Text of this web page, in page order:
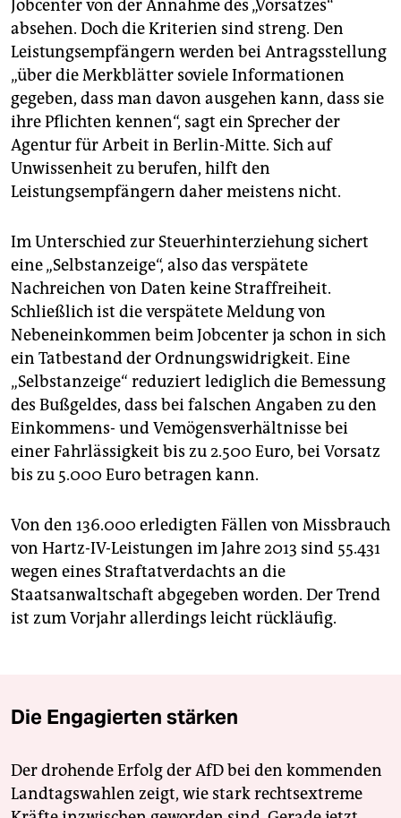
Jobcenter von der Annahme des „Vorsatzes“
absehen. Doch die Kriterien sind streng. Den
Leistungsempfängern werden bei Antragsstellung
„über die Merkblätter soviele Informationen
gegeben, dass man davon ausgehen kann, dass sie
ihre Pflichten kennen“, sagt ein Sprecher der
Agentur für Arbeit in Berlin-Mitte. Sich auf
Unwissenheit zu berufen, hilft den
Leistungsempfängern daher meistens nicht.
Im Unterschied zur Steuerhinterziehung sichert
eine „Selbstanzeige“, also das verspätete
Nachreichen von Daten keine Straffreiheit.
Schließlich ist die verspätete Meldung von
Nebeneinkommen beim Jobcenter ja schon in sich
ein Tatbestand der Ordnungswidrigkeit. Eine
„Selbstanzeige“ reduziert lediglich die Bemessung
des Bußgeldes, dass bei falschen Angaben zu den
Einkommens- und Vemögensverhältnisse bei
einer Fahrlässigkeit bis zu 2.500 Euro, bei Vorsatz
bis zu 5.000 Euro betragen kann.
Von den 136.000 erledigten Fällen von Missbrauch
von Hartz-IV-Leistungen im Jahre 2013 sind 55.431
wegen eines Straftatverdachts an die
Staatsanwaltschaft abgegeben worden. Der Trend
ist zum Vorjahr allerdings leicht rückläufig.
Die Engagierten stärken
Der drohende Erfolg der AfD bei den kommenden
Landtagswahlen zeigt, wie stark rechtsextreme